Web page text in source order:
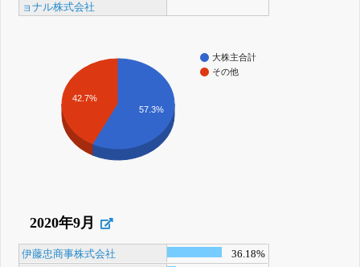
ョナル株式会社
大株主合計
その他
42.7%
57.3%
2020年9月
伊藤忠商事株式会社
36.18%